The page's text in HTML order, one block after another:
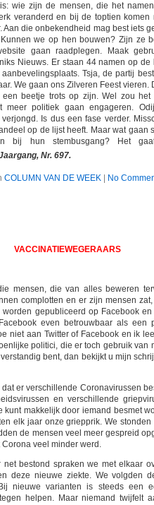
wie zijn de mensen, die het
veranderd en bij de toptien komen
Aan die onbekendheid mag best iets
we op hen bouwen? Zijn ze
gaan raadplegen. Maak
Nieuws. Er staan 44 namen op de
Tsja, de partij
We gaan ons Zilveren Feest vieren.
beetje trots op zijn. Wel zou
meer politiek gaan engageren.
Is dus een fase verder.
op de lijst heeft. Maar wat gaan
bij hun stembusgang? Het
Nr. 697.
COLUMN VAN DE WEEK| No
VACCINATIEWEGERAARS
mensen, die van alles beweren
complotten en er zijn mensen
worden gepubliceerd op Facebook
even betrouwbaar als een
niet aan Twitter of Facebook en ik
politici, die er toch gebruik van
bent, dan bekijkt u mijn
dat er verschillende Coronavirussen
en verschillende
kunt makkelijk door iemand besmet
elk jaar onze griepprik. We
de mensen veel meer gespreid
Corona veel minder werd.
net bestond spraken we met elkaar
deze nieuwe ziekte. We volgden
nieuwe varianten is steeds een
helpen. Maar niemand twijfelt